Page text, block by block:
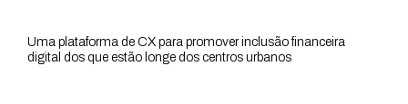
Uma plataforma de CX para promover inclusão financeira
digital dos que estão longe dos centros urbanos